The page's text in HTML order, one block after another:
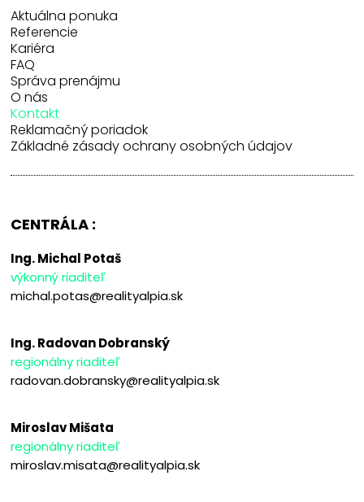
Aktuálna ponuka
Referencie
Kariéra
FAQ
Správa prenájmu
O nás
Kontakt
Reklamačný poriadok
Základné zásady ochrany osobných údajov
CENTRÁLA :
Ing. Michal Potaš
výkonný riaditeľ
michal.potas@realityalpia.sk
Ing. Radovan Dobranský
regionálny riaditeľ
radovan.dobransky@realityalpia.sk
Miroslav Mišata
regionálny riaditeľ
miroslav.misata@realityalpia.sk